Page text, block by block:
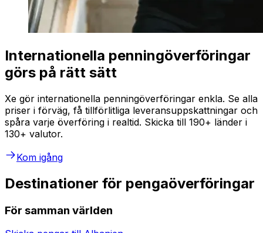
Internationella penningöverföringar
görs på rätt sätt
Xe gör internationella penningöverföringar enkla. Se alla
priser i förväg, få tillförlitliga leveransuppskattningar och
spåra varje överföring i realtid. Skicka till 190+ länder i
130+ valutor.
Kom igång
Destinationer för pengaöverföringar
För samman världen